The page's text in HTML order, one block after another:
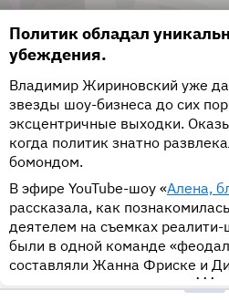
Политик обладал
убеждения.
Владимир Жириновский уже
звезды шоу-бизнеса до сих
эксцентричные выходки.
когда политик знатно
бомондом.
В эфире YouTube-шоу «Алена,
рассказала, как
деятелем на съемках
были в одной команде
составляли Жанна Фриске и
•••